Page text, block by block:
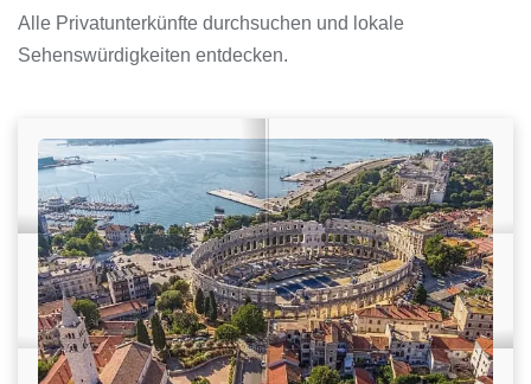
Alle Privatunterkünfte durchsuchen und lokale
Sehenswürdigkeiten entdecken.